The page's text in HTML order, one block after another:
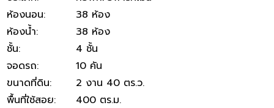
ห้องนอน:
38 ห้อง
ห้องน้ำ:
38 ห้อง
ชั้น:
4 ชั้น
จอดรถ:
10 คัน
ขนาดที่ดิน:
2 งาน 40 ตร.ว.
พื้นที่ใช้สอย:
400 ตร.ม.